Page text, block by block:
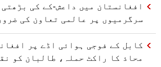
افغانستان میں داعش-کے کی
سرگرمیوں پر عالمی تعاون کی
کابل کے فوجی ہوائی اڈے پر
محاذ کا راکٹ حملہ، طالبان کو